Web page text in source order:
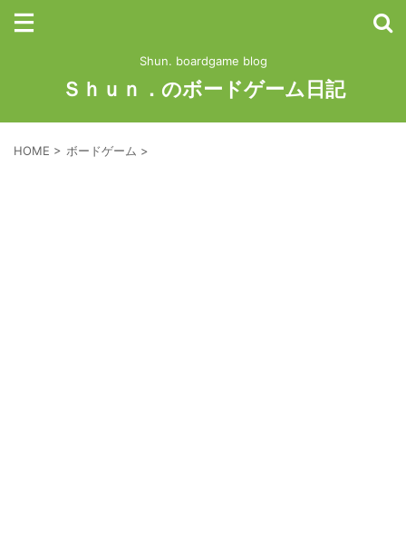
Shun. boardgame blog
Ｓｈｕｎ．のボードゲーム日記
HOME > ボードゲーム >